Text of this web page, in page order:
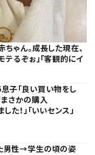
ゃん。成長した現在、
テるぞぉ」「客観的にイ
子「良い買い物をし
さかの購入
！」「いいセンス」
男性→学生の頃の姿